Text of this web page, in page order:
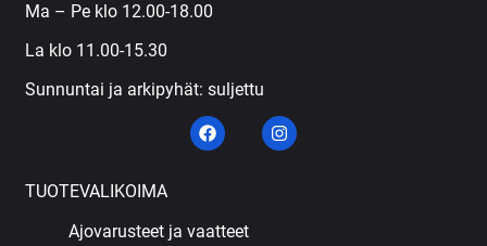
Ma – Pe klo 12.00-18.00
La klo 11.00-15.30
Sunnuntai ja arkipyhät: suljettu
TUOTEVALIKOIMA
Ajovarusteet ja vaatteet